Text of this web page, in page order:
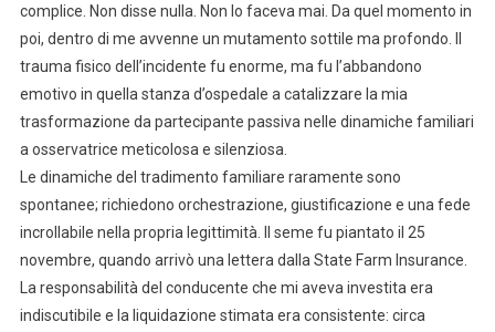
complice. Non disse nulla. Non lo faceva mai. Da quel momento in
poi, dentro di me avvenne un mutamento sottile ma profondo. Il
trauma fisico dell’incidente fu enorme, ma fu l’abbandono
emotivo in quella stanza d’ospedale a catalizzare la mia
trasformazione da partecipante passiva nelle dinamiche familiari
a osservatrice meticolosa e silenziosa.
Le dinamiche del tradimento familiare raramente sono
spontanee; richiedono orchestrazione, giustificazione e una fede
incrollabile nella propria legittimità. Il seme fu piantato il 25
novembre, quando arrivò una lettera dalla State Farm Insurance.
La responsabilità del conducente che mi aveva investita era
indiscutibile e la liquidazione stimata era consistente: circa